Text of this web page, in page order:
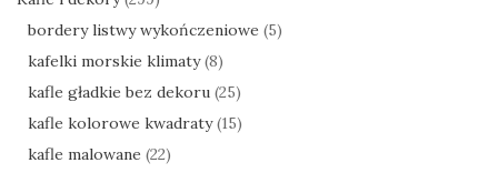
bordery listwy wykończeniowe (5)
kafelki morskie klimaty (8)
kafle gładkie bez dekoru (25)
kafle kolorowe kwadraty (15)
kafle malowane (22)